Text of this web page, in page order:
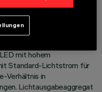
mit hohem
Standard-Lichtstrom für
Verhältnis in
Lichtausgabeaggregat